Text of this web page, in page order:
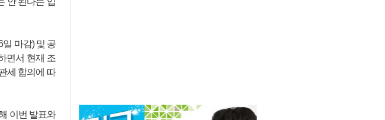
마감) 및 공
면서 현재 조
세 합의에 따
이번 발표와